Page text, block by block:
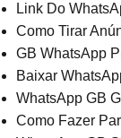
Link Do
Como Tirar
GB WhatsApp
Baixar
WhatsApp GB
Como Fazer